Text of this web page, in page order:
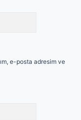
e-posta adresim ve